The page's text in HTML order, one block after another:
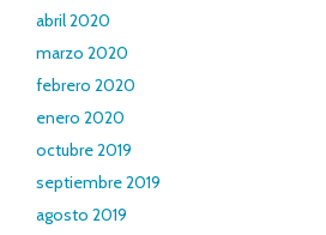
abril 2020
marzo 2020
febrero 2020
enero 2020
octubre 2019
septiembre 2019
agosto 2019